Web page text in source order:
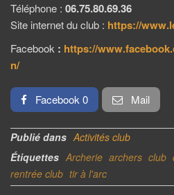
Téléphone : 06.75.80.69.36
Site internet du club : https://
Facebook : https://
n/
Facebook 0 Mail
Publié dans Activités club
Étiquettes Archerie archers club
rentrée club tir à l'arc